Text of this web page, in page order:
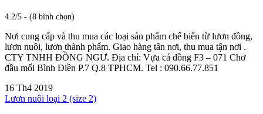
4.2/5 - (8 bình chọn)
Nơi cung cấp và thu mua các loại sản phẩm chế biến từ lươn đồng,
lươn nuôi, lươn thành phẩm. Giao hàng tân nơi, thu mua tận nơi .
CTY TNHH ĐỒNG NGƯ. Địa chỉ: Vựa cá đồng F3 – 071 Chơ
đầu mối Bình Điền P.7 Q.8 TPHCM. Tel : 090.66.77.851
16 Th4 2019
Lươn nuôi loại 2 (size 2)